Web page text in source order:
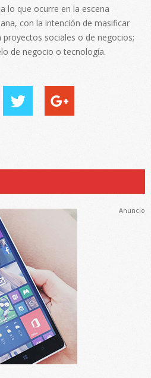
lo que ocurre en la escena
con la intención de masificar
sociales o de negocios;
de negocio o tecnología.
Anuncio